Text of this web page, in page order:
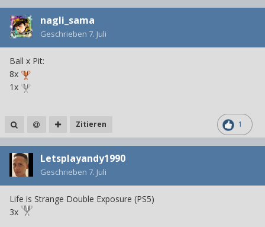
nagli_sama
Geschrieben 7. Juli
Ball x Pit:
8x
1x
1
Zitieren
Letsplayandy1990
Geschrieben 7. Juli
Life is Strange Double Exposure (PS5)
3x